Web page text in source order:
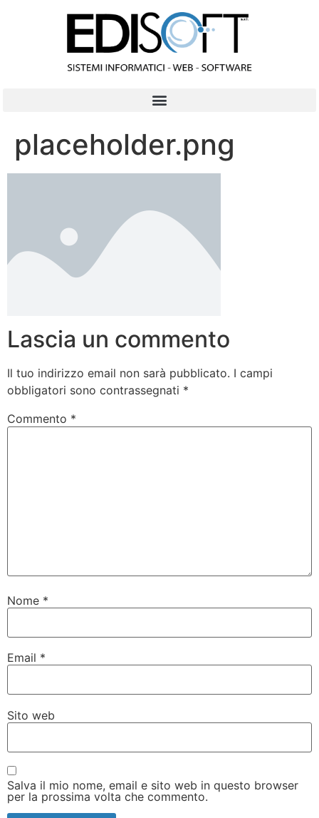
placeholder.png
Lascia un commento
Il tuo indirizzo email non sarà pubblicato. I campi
obbligatori sono contrassegnati *
Commento *
Nome *
Email *
Sito web
Salva il mio nome, email e sito web in questo browser
per la prossima volta che commento.